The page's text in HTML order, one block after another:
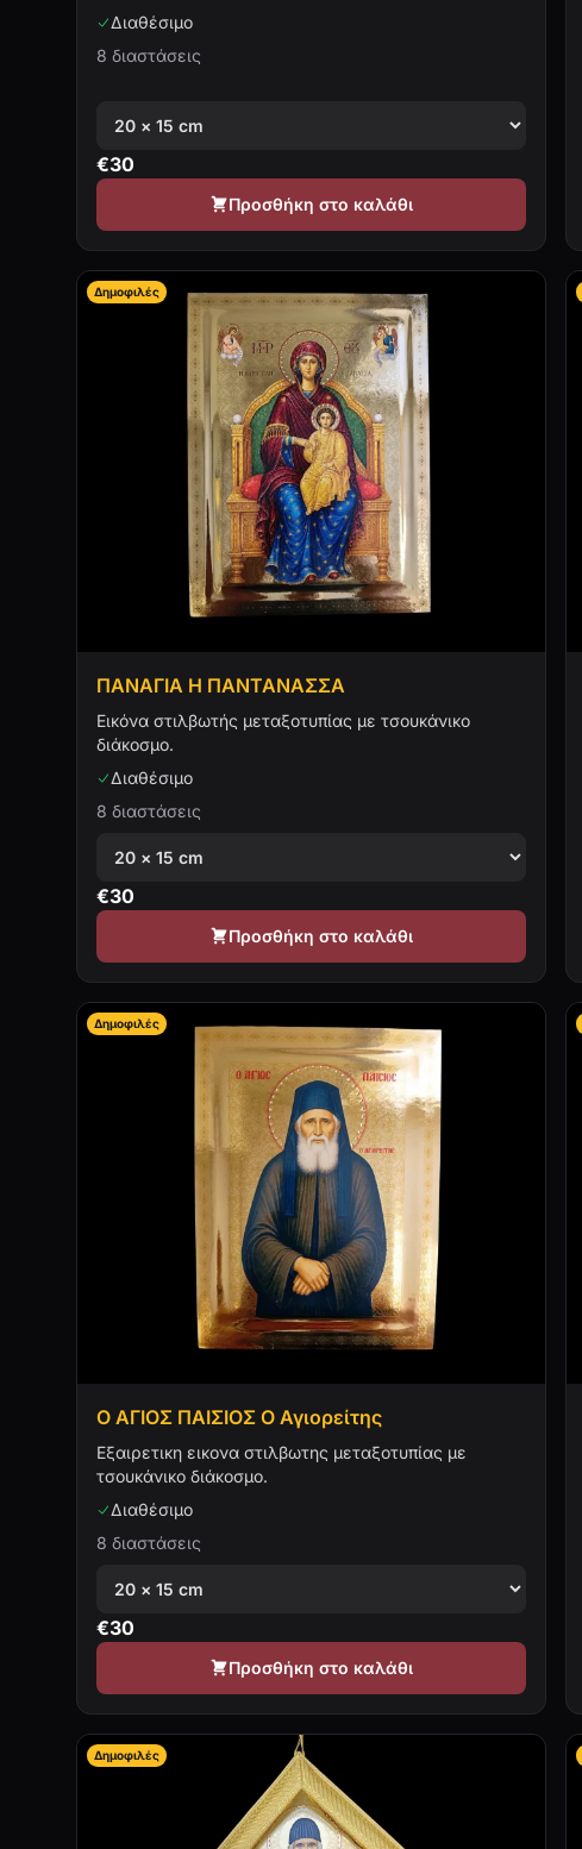
Διαθέσιμο
8 διαστάσεις
€30
Προσθήκη στο καλάθι
Δημοφιλές
ΠΑΝΑΓΙΑ Η ΠΑΝΤΑΝΑΣΣΑ
Εικόνα στιλβωτής μεταξοτυπίας με τσουκάνικο
διάκοσμο.
Διαθέσιμο
8 διαστάσεις
€30
Προσθήκη στο καλάθι
Δημοφιλές
Ο ΑΓΙΟΣ ΠΑΙΣΙΟΣ Ο Αγιορείτης
Εξαιρετικη εικονα στιλβωτης μεταξοτυπίας με
τσουκάνικο διάκοσμο.
Διαθέσιμο
8 διαστάσεις
€30
Προσθήκη στο καλάθι
Δημοφιλές